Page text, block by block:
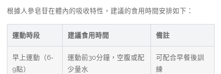
根據人參皂苷在體內的吸收特性，建議的食用時間安排如下：
運動時段 建議食用時間 備註
早上運動（6-
9點）
運動前30分鐘，空腹或配
少量水
可配合早餐後訓
練